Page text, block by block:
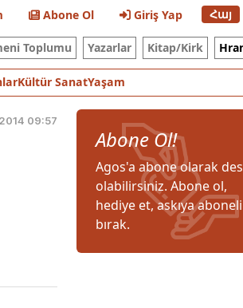
Abone Ol Giriş Yap Հայ
Toplumu Yazarlar Kitap/Kirk
Kültür SanatYaşam
09:57
Abone Ol!
Agos'a abone olarak
olabilirsiniz. Abone ol,
hediye et, askıya
bırak.